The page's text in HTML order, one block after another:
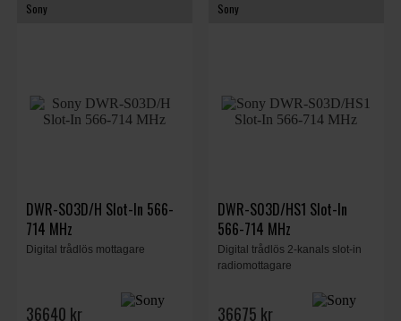
Sony
DWR-S03D/H Slot-In 566-
714 MHz
Digital trådlös mottagare
36640 kr
Sony
DWR-S03D/HS1 Slot-In
566-714 MHz
Digital trådlös 2-kanals slot-in
radiomottagare
36675 kr